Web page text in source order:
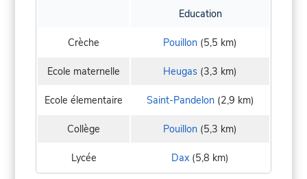
Education
Crèche Pouillon (5,5 km)
Ecole maternelle Heugas (3,3 km)
Ecole élementaire Saint-Pandelon(2,9 km)
Collège Pouillon (5,3 km)
Lycée Dax (5,8 km)